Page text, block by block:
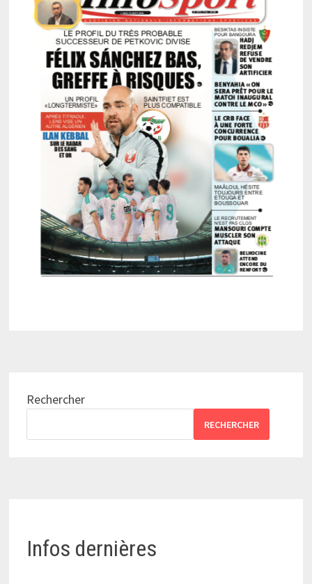
Rechercher
RECHERCHER
Infos dernières